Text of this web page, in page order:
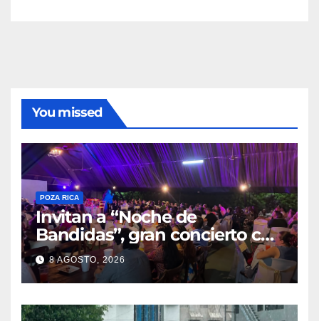
You missed
POZA RICA
Invitan a “Noche de
Bandidas”, gran concierto con
causa
8 AGOSTO, 2026